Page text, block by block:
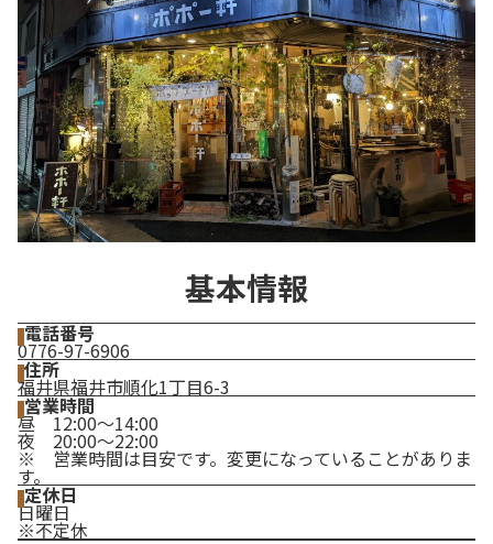
基本情報
電話番号
0776-97-6906
住所
福井県福井市順化1丁目6-3
営業時間
昼 12:00〜14:00
夜 20:00〜22:00
※ 営業時間は目安です。変更になっていることがありま
す。
定休日
日曜日
※不定休